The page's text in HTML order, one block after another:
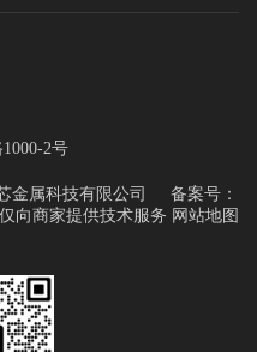
2号
金属科技有限公司 备案号：
向商家提供技术服务 网站地图